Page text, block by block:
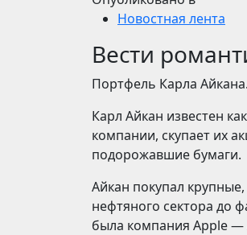
Новостная лента
Вести
Портфель Карла
Карл Айкан известен
компании, скупает их
подорожавшие бумаги.
Айкан покупал
нефтяного сектора до
была компания Apple —